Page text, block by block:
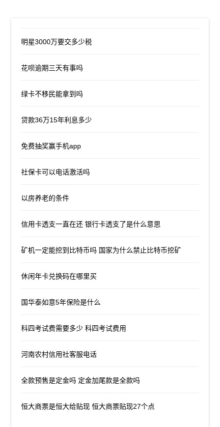
明星3000万要交多少税
花呗逾期三天有事吗
绿卡不移民能拿到吗
贷款36万15年利息多少
免费抽奖赢手机app
社保卡可以电话激活吗
以房养老的条件
信用卡透支一直在还 银行卡透支了是什么意思
矿机一定能挖到比特币吗 国家为什么禁止比特币挖矿
休闲年卡兑换码在哪里买
国华泰如意5年保险是什么
科四考试费需要多少 科四考试费用
河南农村信用社客服电话
全款预售是定金吗 定金加尾款是全款吗
恒大商票是恒大给贴现 恒大商票贴现27个点